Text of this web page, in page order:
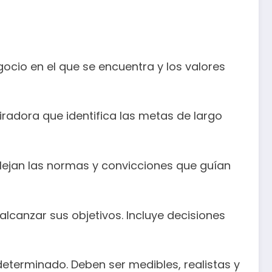
en el que se encuentra y los valores
que identifica las metas de largo
las normas y convicciones que guían
sus objetivos. Incluye decisiones
Deben ser medibles, realistas y